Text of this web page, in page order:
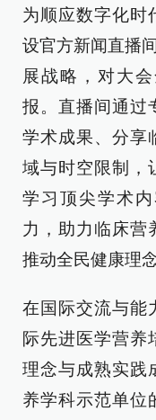
为顺应数字化时
设官方新闻直播
展战略，对大
报。直播间通过
学术成果、分享
域与时空限制，
学习顶尖学术
力，助力临床营
推动全民健康理
在国际交流与能
际先进医学营养
理念与成熟实践
养学科示范单位